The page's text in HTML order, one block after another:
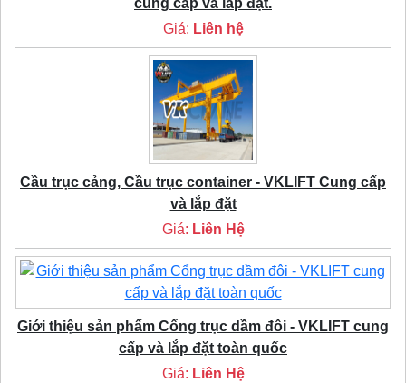
Giá: Liên hệ
Cầu trục cảng, Cầu trục container - VKLIFT Cung cấp
và lắp đặt
Giá: Liên Hệ
Giới thiệu sản phẩm Cổng trục dầm đôi - VKLIFT cung
cấp và lắp đặt toàn quốc
Giá: Liên Hệ